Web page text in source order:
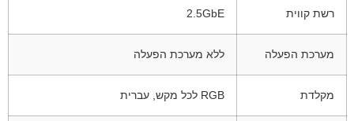
רשת קווית 2.5GbE
מערכת הפעלה ללא מערכת הפעלה
מקלדת RGB לכל מקש, עברית